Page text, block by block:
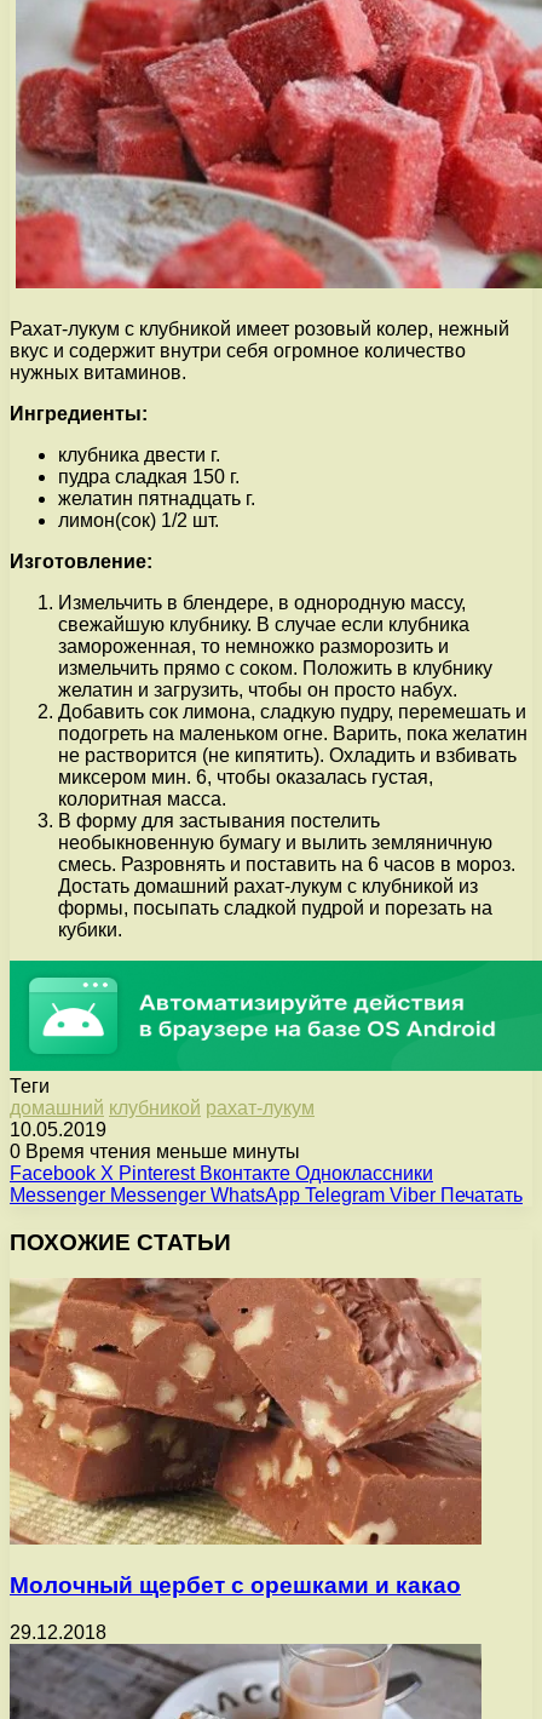
Рахат-лукум с клубникой имеет розовый колер, нежный
вкус и содержит внутри себя огромное количество
нужных витаминов.
Ингредиенты:
клубника двести г.
пудра сладкая 150 г.
желатин пятнадцать г.
лимон(сок) 1/2 шт.
Изготовление:
Измельчить в блендере, в однородную массу,
свежайшую клубнику. В случае если клубника
замороженная, то немножко разморозить и
измельчить прямо с соком. Положить в клубнику
желатин и загрузить, чтобы он просто набух.
Добавить сок лимона, сладкую пудру, перемешать и
подогреть на маленьком огне. Варить, пока желатин
не растворится (не кипятить). Охладить и взбивать
миксером мин. 6, чтобы оказалась густая,
колоритная масса.
В форму для застывания постелить
необыкновенную бумагу и вылить земляничную
смесь. Разровнять и поставить на 6 часов в мороз.
Достать домашний рахат-лукум с клубникой из
формы, посыпать сладкой пудрой и порезать на
кубики.
Теги
домашний клубникой рахат-лукум
10.05.2019
0 Время чтения меньше минуты
Facebook X Pinterest Вконтакте Одноклассники
Messenger Messenger WhatsApp Telegram Viber Печатать
ПОХОЖИЕ СТАТЬИ
Молочный щербет с орешками и какао
29.12.2018